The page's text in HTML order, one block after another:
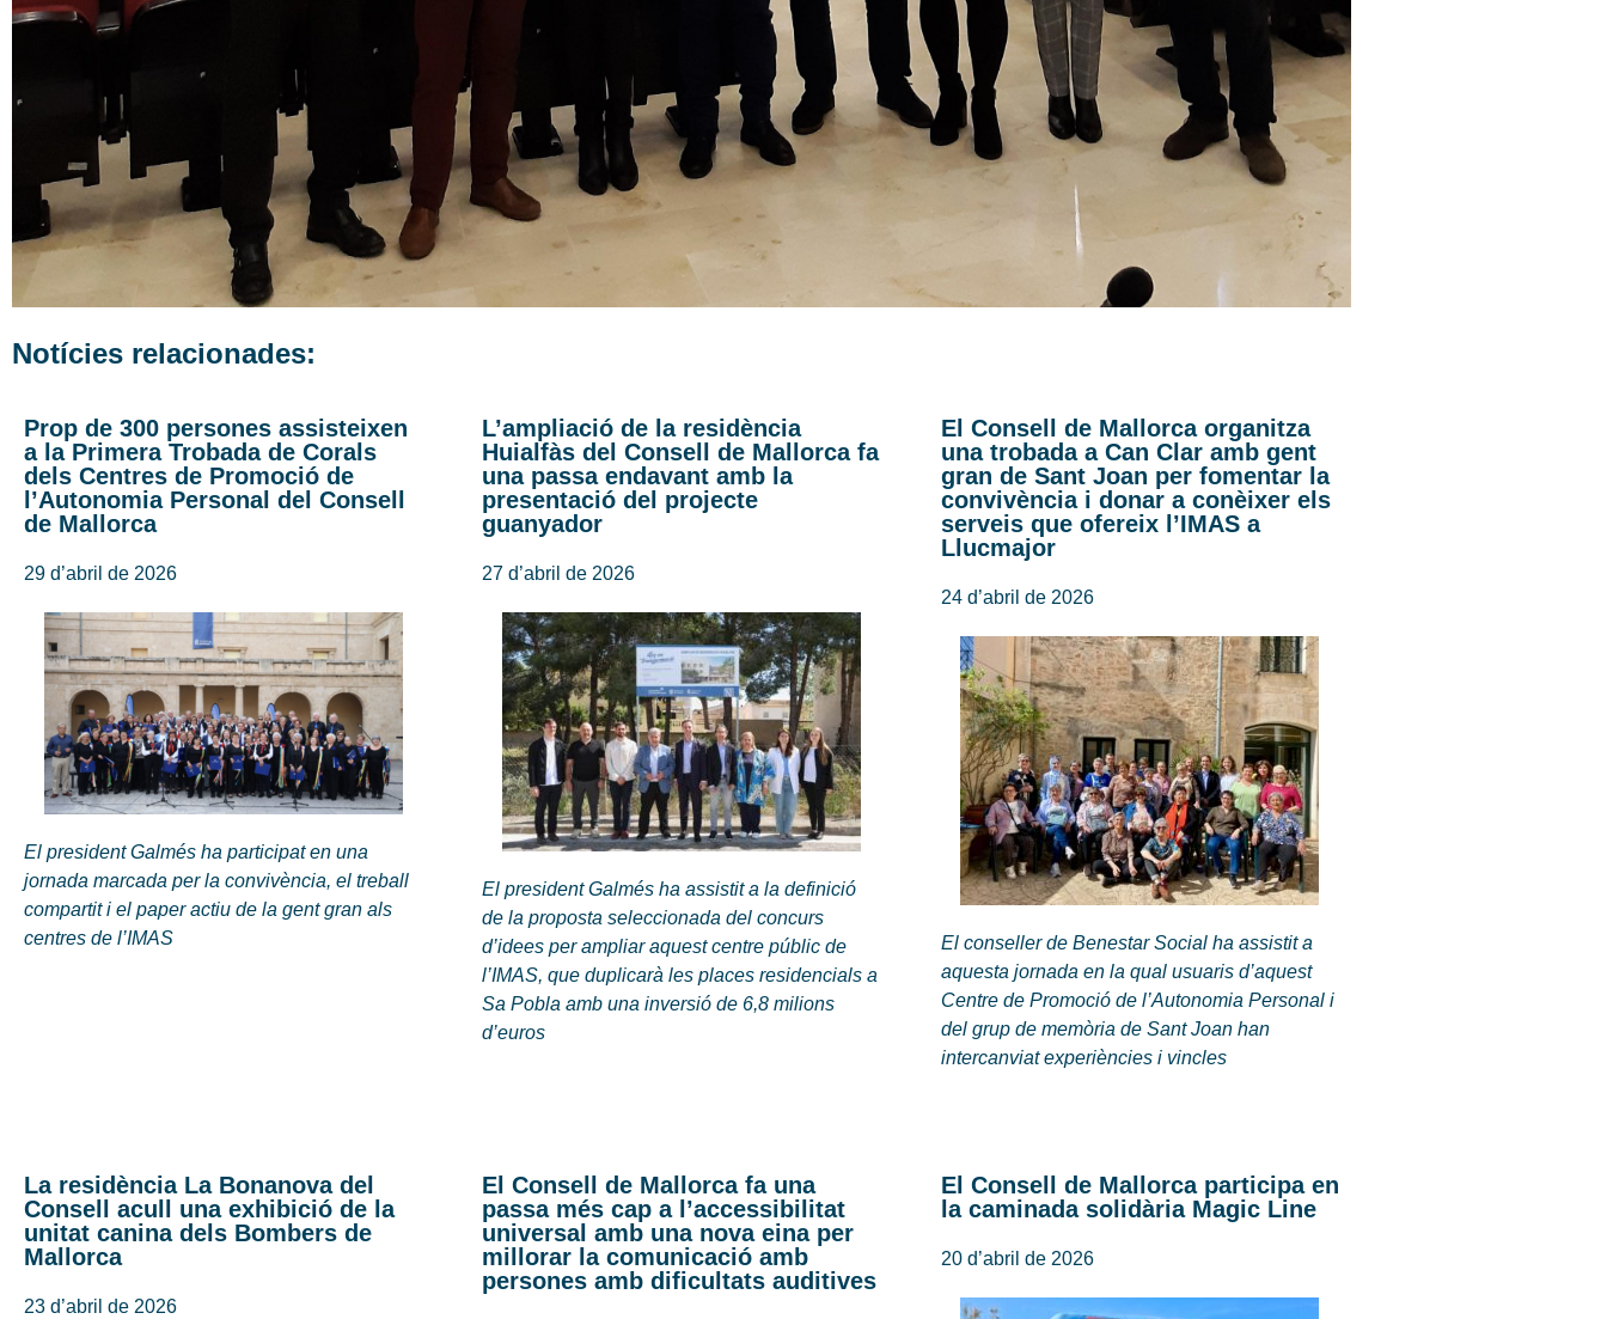
Notícies relacionades:
Prop de 300 persones assisteixen
a la Primera Trobada de Corals
dels Centres de Promoció de
l’Autonomia Personal del Consell
de Mallorca
29 d’abril de 2026
El president Galmés ha participat en una
jornada marcada per la convivència, el treball
compartit i el paper actiu de la gent gran als
centres de l’IMAS
L’ampliació de la residència
Huialfàs del Consell de Mallorca fa
una passa endavant amb la
presentació del projecte
guanyador
27 d’abril de 2026
El president Galmés ha assistit a la definició
de la proposta seleccionada del concurs
d’idees per ampliar aquest centre públic de
l’IMAS, que duplicarà les places residencials a
Sa Pobla amb una inversió de 6,8 milions
d’euros
El Consell de Mallorca organitza
una trobada a Can Clar amb gent
gran de Sant Joan per fomentar la
convivència i donar a conèixer els
serveis que ofereix l’IMAS a
Llucmajor
24 d’abril de 2026
El conseller de Benestar Social ha assistit a
aquesta jornada en la qual usuaris d’aquest
Centre de Promoció de l’Autonomia Personal i
del grup de memòria de Sant Joan han
intercanviat experiències i vincles
La residència La Bonanova del
Consell acull una exhibició de la
unitat canina dels Bombers de
Mallorca
23 d’abril de 2026
El Consell de Mallorca fa una
passa més cap a l’accessibilitat
universal amb una nova eina per
millorar la comunicació amb
persones amb dificultats auditives
El Consell de Mallorca participa en
la caminada solidària Magic Line
20 d’abril de 2026